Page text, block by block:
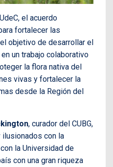
el acuerdo
fortalecer las
objetivo de desarrollar el
un trabajo colaborativo
la flora nativa del
vivas y fortalecer la
desde la Región del
, curador del CUBG,
ilusionados con la
la Universidad de
con una gran riqueza